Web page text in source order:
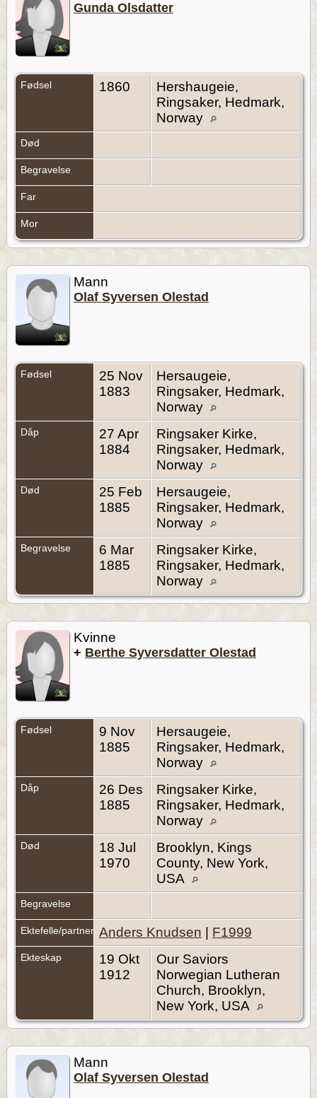
Gunda Olsdatter
Fødsel 1860
Hershaugeie,
Ringsaker, Hedmark,
Norway
Død
Begravelse
Far
Mor
Mann
Olaf Syversen Olestad
Fødsel
25 Nov
1883
Hersaugeie,
Ringsaker, Hedmark,
Norway
Dåp
27 Apr
1884
Ringsaker Kirke,
Ringsaker, Hedmark,
Norway
Død
25 Feb
1885
Hersaugeie,
Ringsaker, Hedmark,
Norway
Begravelse
6 Mar
1885
Ringsaker Kirke,
Ringsaker, Hedmark,
Norway
Kvinne
+ Berthe Syversdatter Olestad
Fødsel
9 Nov
1885
Hersaugeie,
Ringsaker, Hedmark,
Norway
Dåp
26 Des
1885
Ringsaker Kirke,
Ringsaker, Hedmark,
Norway
Død
18 Jul
1970
Brooklyn, Kings
County, New York,
USA
Begravelse
Ektefelle/partner Anders Knudsen F1999
Ekteskap
19 Okt
1912
Our Saviors
Norwegian Lutheran
Church, Brooklyn,
New York, USA
Mann
Olaf Syversen Olestad